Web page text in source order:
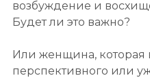
возбуждение и
Будет ли это важно?
Или женщина, которая
перспективного или